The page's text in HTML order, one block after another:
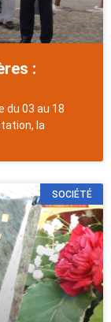
:
du 03 au 18
la
SOCIÉTÉ